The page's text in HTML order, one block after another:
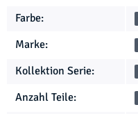
Farbe:
Marke:
Kollektion Serie:
Anzahl Teile: